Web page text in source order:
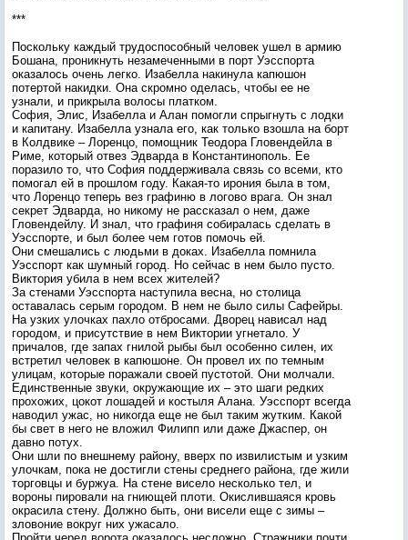
***
Поскольку каждый трудоспособный человек ушел в армию
Бошана, проникнуть незамеченными в порт Уэсспорта
оказалось очень легко. Изабелла накинула капюшон
потертой накидки. Она скромно оделась, чтобы ее не
узнали, и прикрыла волосы платком.
София, Элис, Изабелла и Алан помогли спрыгнуть с лодки
и капитану. Изабелла узнала его, как только взошла на борт
в Колдвике – Лоренцо, помощник Теодора Гловендейла в
Риме, который отвез Эдварда в Константинополь. Ее
поразило то, что София поддерживала связь со всеми, кто
помогал ей в прошлом году. Какая-то ирония была в том,
что Лоренцо теперь вез графиню в логово врага. Он знал
секрет Эдварда, но никому не рассказал о нем, даже
Гловендейлу. И знал, что графиня собиралась сделать в
Уэсспорте, и был более чем готов помочь ей.
Они смешались с людьми в доках. Изабелла помнила
Уэсспорт как шумный город. Но сейчас в нем было пусто.
Виктория убила в нем всех жителей?
За стенами Уэсспорта наступила весна, но столица
оставалась серым городом. В нем не было силы Сафейры.
На узких улочках пахло отбросами. Дворец нависал над
городом, и присутствие в нем Виктории угнетало. У
причалов, где запах гнилой рыбы был особенно силен, их
встретил человек в капюшоне. Он провел их по темным
улицам, которые поражали своей пустотой. Они молчали.
Единственные звуки, окружающие их – это шаги редких
прохожих, цокот лошадей и костыля Алана. Уэсспорт всегда
наводил ужас, но никогда еще не был таким жутким. Какой
бы свет в него не вложил Филипп или даже Джаспер, он
давно потух.
Они шли по внешнему району, вверх по извилистым и узким
улочкам, пока не достигли стены среднего района, где жили
торговцы и буржуа. На стене висело несколько тел, и
вороны пировали на гниющей плоти. Окислившаяся кровь
окрасила стену. Должно быть, они висели еще с зимы –
зловоние вокруг них ужасало.